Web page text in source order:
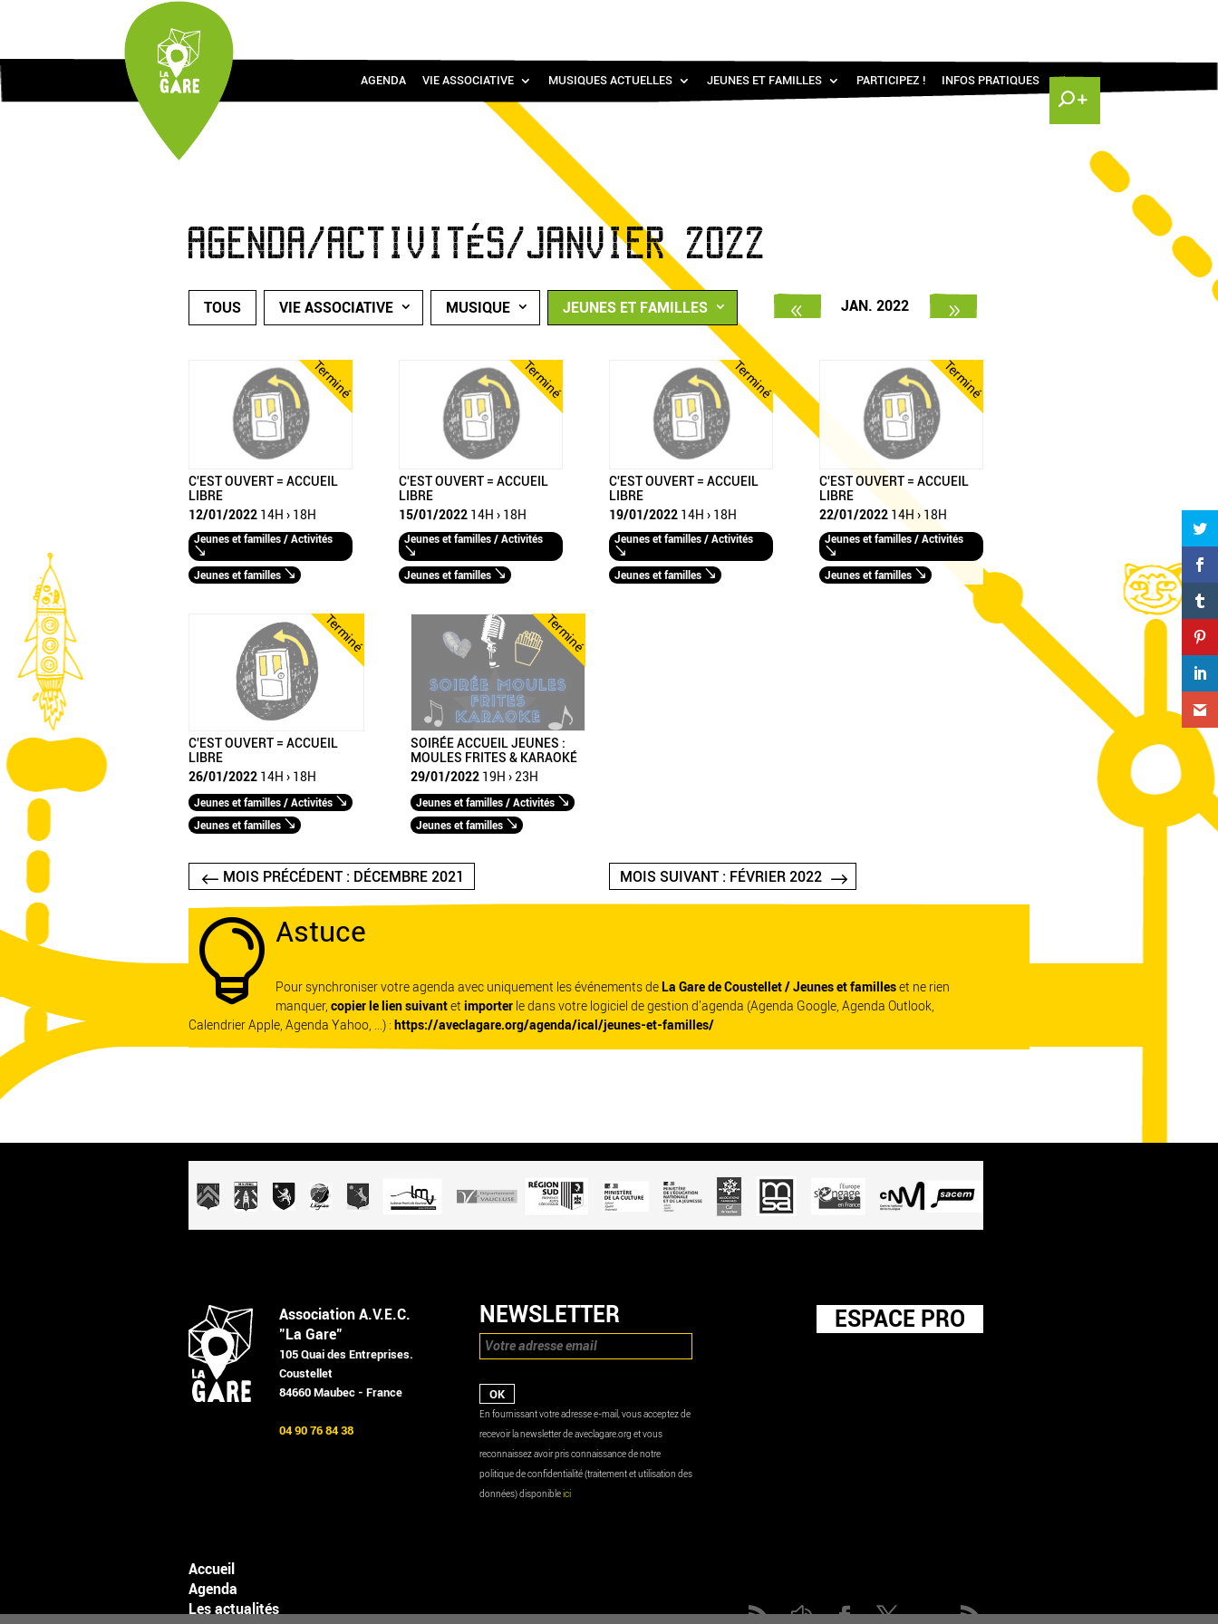
AGENDA VIE ASSOCIATIVE MUSIQUES ACTUELLES JEUNES ET FAMILLES PARTICIPEZ ! INFOS PRATIQUES
AGENDA/ACTIVITÉS/JANVIER 2022
JAN. 2022
TOUS VIE ASSOCIATIVE MUSIQUE JEUNES ET FAMILLES
Terminé
C'EST OUVERT = ACCUEIL
LIBRE
12/01/2022 14H › 18H
Jeunes et familles / Activités
Jeunes et familles
Terminé
C'EST OUVERT = ACCUEIL
LIBRE
15/01/2022 14H › 18H
Jeunes et familles / Activités
Jeunes et familles
Terminé
C'EST OUVERT = ACCUEIL
LIBRE
19/01/2022 14H › 18H
Jeunes et familles / Activités
Jeunes et familles
Terminé
C'EST OUVERT = ACCUEIL
LIBRE
22/01/2022 14H › 18H
Jeunes et familles / Activités
Jeunes et familles
Terminé
C'EST OUVERT = ACCUEIL
LIBRE
26/01/2022 14H › 18H
Jeunes et familles / Activités
Jeunes et familles
Terminé
SOIRÉE ACCUEIL JEUNES :
MOULES FRITES & KARAOKÉ
29/01/2022 19H › 23H
Jeunes et familles / Activités
Jeunes et familles
MOIS PRÉCÉDENT : DÉCEMBRE 2021 MOIS SUIVANT : FÉVRIER 2022
 Astuce
Pour synchroniser votre agenda avec uniquement les événements de La Gare de Coustellet / Jeunes et familleset ne rien
manquer, copier le lien suivantet importer le dans votre logiciel de gestion d'agenda (Agenda Google, Agenda Outlook,
Calendrier Apple, Agenda Yahoo, ...) : https://aveclagare.org/agenda/ical/jeunes-et-familles/
Association A.V.E.C.
"La Gare"
105 Quai des Entreprises.
Coustellet
84660 Maubec - France
04 90 76 84 38
NEWSLETTER
En fournissant votre adresse e-mail, vous acceptez de
recevoir la newsletter de aveclagare.org et vous
reconnaissez avoir pris connaissance de notre
politique de confidentialité (traitement et utilisation des
données) disponibleici
ESPACE PRO
Accueil
Agenda
Les actualités